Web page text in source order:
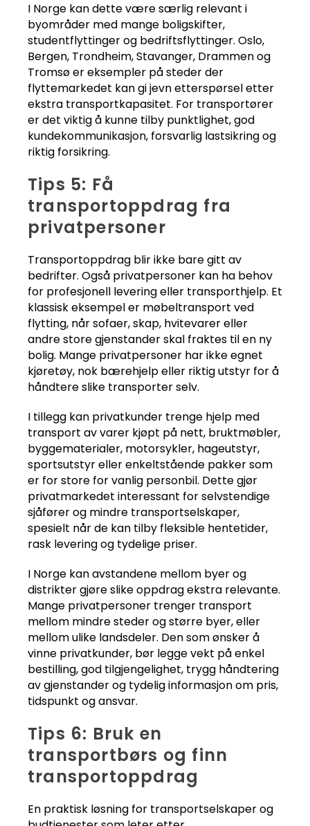
I Norge kan dette være særlig relevant i
byområder med mange boligskifter,
studentflyttinger og bedriftsflyttinger. Oslo,
Bergen, Trondheim, Stavanger, Drammen og
Tromsø er eksempler på steder der
flyttemarkedet kan gi jevn etterspørsel etter
ekstra transportkapasitet. For transportører
er det viktig å kunne tilby punktlighet, god
kundekommunikasjon, forsvarlig lastsikring og
riktig forsikring.
Tips 5: Få
transportoppdrag fra
privatpersoner
Transportoppdrag blir ikke bare gitt av
bedrifter. Også privatpersoner kan ha behov
for profesjonell levering eller transporthjelp. Et
klassisk eksempel er møbeltransport ved
flytting, når sofaer, skap, hvitevarer eller
andre store gjenstander skal fraktes til en ny
bolig. Mange privatpersoner har ikke egnet
kjøretøy, nok bærehjelp eller riktig utstyr for å
håndtere slike transporter selv.
I tillegg kan privatkunder trenge hjelp med
transport av varer kjøpt på nett, bruktmøbler,
byggematerialer, motorsykler, hageutstyr,
sportsutstyr eller enkeltstående pakker som
er for store for vanlig personbil. Dette gjør
privatmarkedet interessant for selvstendige
sjåfører og mindre transportselskaper,
spesielt når de kan tilby fleksible hentetider,
rask levering og tydelige priser.
I Norge kan avstandene mellom byer og
distrikter gjøre slike oppdrag ekstra relevante.
Mange privatpersoner trenger transport
mellom mindre steder og større byer, eller
mellom ulike landsdeler. Den som ønsker å
vinne privatkunder, bør legge vekt på enkel
bestilling, god tilgjengelighet, trygg håndtering
av gjenstander og tydelig informasjon om pris,
tidspunkt og ansvar.
Tips 6: Bruk en
transportbørs og finn
transportoppdrag
En praktisk løsning for transportselskaper og